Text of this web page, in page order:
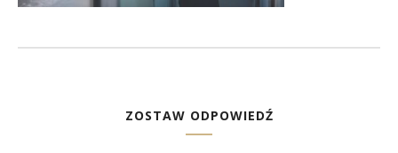
ZOSTAW ODPOWIEDŹ